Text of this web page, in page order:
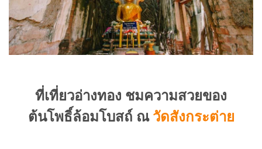
ที่เที่ยวอ่างทอง ชมความสวยของ
ต้นโพธิ์ล้อมโบสถ์ ณ วัดสังกระต่าย